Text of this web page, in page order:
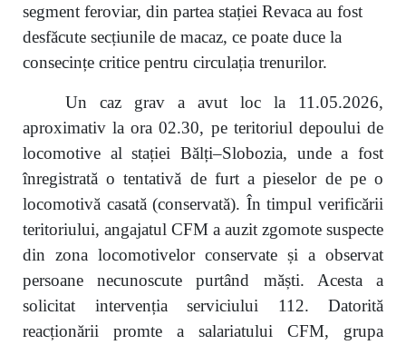
segment feroviar, din partea stației Revaca au fost
desfăcute secțiunile de macaz, ce poate duce la
consecințe critice pentru circulația trenurilor.
Un caz grav a avut loc la 11.05.2026,
aproximativ la ora 02.30, pe teritoriul depoului de
locomotive al stației Bălți–Slobozia, unde a fost
înregistrată o tentativă de furt a pieselor de pe o
locomotivă casată (conservată). În timpul verificării
teritoriului, angajatul CFM a auzit zgomote suspecte
din zona locomotivelor conservate și a observat
persoane necunoscute purtând măști. Acesta a
solicitat intervenția serviciului 112. Datorită
reacționării promte a salariatului CFM, grupa